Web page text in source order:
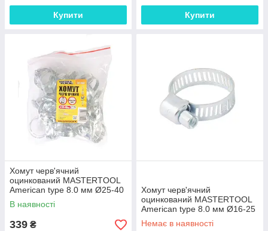
Купити Купити
Хомут черв'ячний
оцинкований MASTERTOOL
American type 8.0 мм Ø25-40
мм 50 шт 20-1907 SHO
В наявності
339 ₴
Хомут черв'ячний
оцинкований MASTERTOOL
American type 8.0 мм Ø16-25
мм 50 шт 20-1904 Shopolife
Немає в наявності